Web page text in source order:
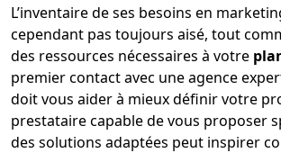
L’inventaire de ses besoins en
cependant pas toujours aisé, tout
des ressources nécessaires à votre
premier contact avec une agence
doit vous aider à mieux définir votre
prestataire capable de vous proposer
des solutions adaptées peut inspirer